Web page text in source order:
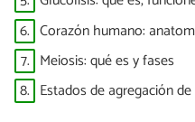
6. Corazón humano:
7. Meiosis: qué es y fases
8. Estados de agregación